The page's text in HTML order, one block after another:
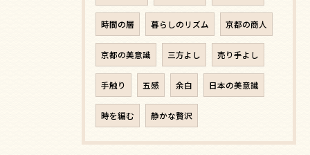
時間の層 暮らしのリズム 京都の商人
京都の美意識 三方よし 売り手よし
手触り 五感 余白 日本の美意識
時を編む 静かな贅沢